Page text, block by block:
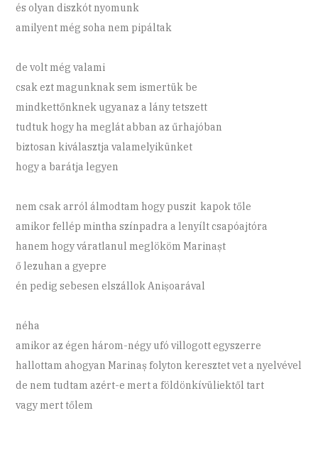
és olyan diszkót nyomunk
amilyent még soha nem pipáltak
de volt még valami
csak ezt magunknak sem ismertük be
mindkettőnknek ugyanaz a lány tetszett
tudtuk hogy ha meglát abban az űrhajóban
biztosan kiválasztja valamelyikünket
hogy a barátja legyen
nem csak arról álmodtam hogy puszit kapok tőle
amikor fellép mintha színpadra a lenyílt csapóajtóra
hanem hogy váratlanul meglököm Marinașt
ő lezuhan a gyepre
én pedig sebesen elszállok Anișoarával
néha
amikor az égen három-négy ufó villogott egyszerre
hallottam ahogyan Marinaș folyton keresztet vet a nyelvével
de nem tudtam azért-e mert a földönkívüliektől tart
vagy mert tőlem